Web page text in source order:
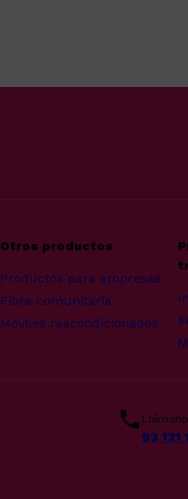
Otros productos
Productos para empresas
Fibra comunitaria
Móviles reacondicionados
93 131